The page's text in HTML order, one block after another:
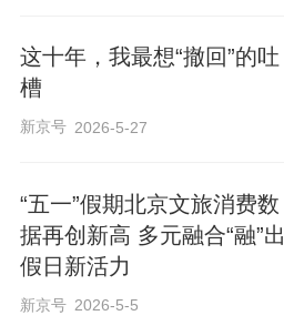
这十年，我最想“撤回”的吐
槽
新京号 2026-5-27
“五一”假期北京文旅消费数
据再创新高 多元融合“融”出
假日新活力
新京号 2026-5-5